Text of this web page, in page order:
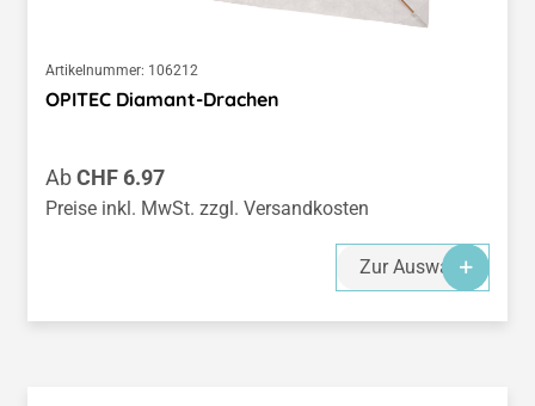
Artikelnummer: 106212
OPITEC Diamant-Drachen
Regulärer Preis:
AbCHF 6.97
Preise inkl. MwSt. zzgl. Versandkosten
Zur Auswahl